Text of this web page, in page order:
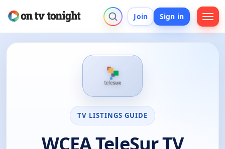
Join Sign in
TV LISTINGS GUIDE
WCEA TeleSur TV